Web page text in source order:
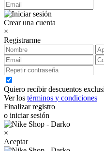
Crear una cuenta
×
Registrarme
Quiero recibir descuentos
Ver los términos y condiciones
Finalizar registro
o iniciar sesión
×
Aceptar